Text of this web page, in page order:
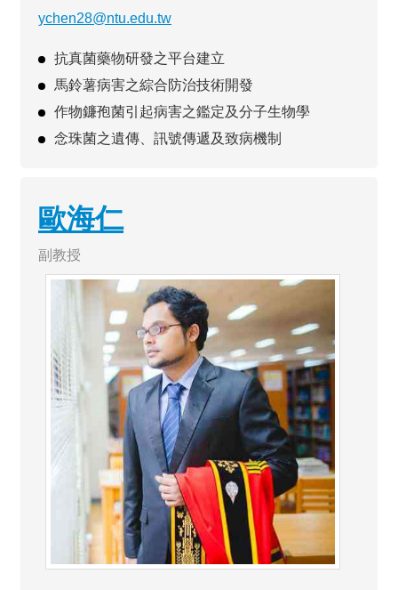
ychen28@ntu.edu.tw
抗真菌藥物研發之平台建立
馬鈴薯病害之綜合防治技術開發
作物鐮孢菌引起病害之鑑定及分子生物學
念珠菌之遺傳、訊號傳遞及致病機制
歐海仁
副教授